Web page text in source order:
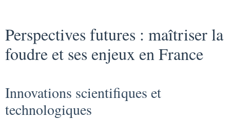
Perspectives futures : maîtriser la
foudre et ses enjeux en France
Innovations scientifiques et
technologiques